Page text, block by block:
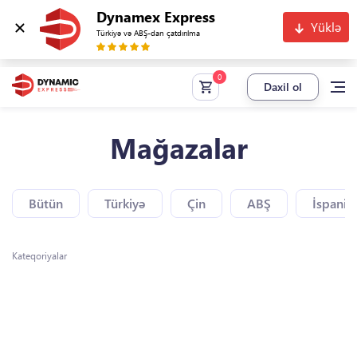
Dynamex Express
Türkiyə və ABŞ-dan çatdırılma Yüklə
Daxil ol
Mağazalar
Bütün Türkiyə Çin ABŞ
Kateqoriyalar